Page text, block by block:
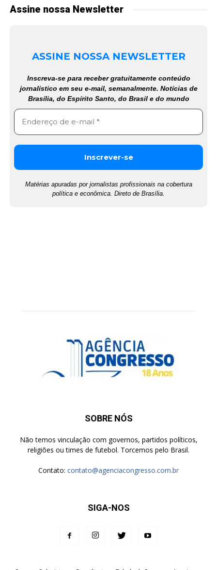
Assine nossa Newsletter
ASSINE NOSSA NEWSLETTER
Inscreva-se para receber gratuitamente conteúdo
jornalístico em seu e-mail, semanalmente. Notícias de
Brasília, do Espírito Santo, do Brasil e do mundo
Matérias apuradas por jornalistas profissionais na cobertura
política e econômica. Direto de Brasília.
SOBRE NÓS
Não temos vinculação com governos, partidos políticos,
religiões ou times de futebol. Torcemos pelo Brasil.
Contato: contato@agenciacongresso.com.br
SIGA-NOS